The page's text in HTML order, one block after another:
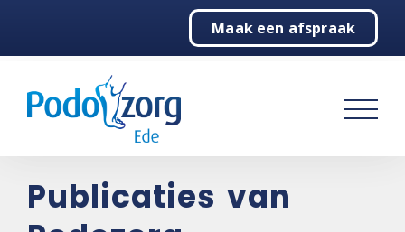
Maak een afspraak
Podologie
Behandelingen
Over ons
Publicaties van